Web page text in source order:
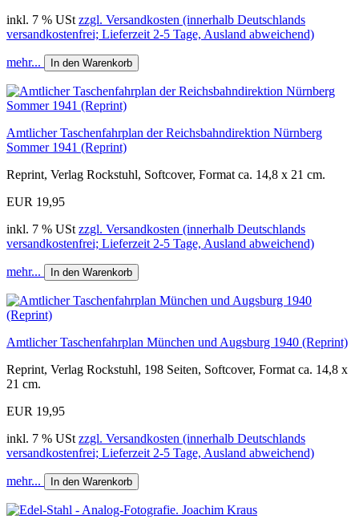
inkl. 7 % USt zzgl. Versandkosten (innerhalb Deutschlands
versandkostenfrei; Lieferzeit 2-5 Tage, Ausland abweichend)
mehr... In den Warenkorb
Amtlicher Taschenfahrplan der Reichsbahndirektion Nürnberg
Sommer 1941 (Reprint)
Reprint, Verlag Rockstuhl, Softcover, Format ca. 14,8 x 21 cm.
EUR 19,95
inkl. 7 % USt zzgl. Versandkosten (innerhalb Deutschlands
versandkostenfrei; Lieferzeit 2-5 Tage, Ausland abweichend)
mehr... In den Warenkorb
Amtlicher Taschenfahrplan München und Augsburg 1940 (Reprint)
Reprint, Verlag Rockstuhl, 198 Seiten, Softcover, Format ca. 14,8 x
21 cm.
EUR 19,95
inkl. 7 % USt zzgl. Versandkosten (innerhalb Deutschlands
versandkostenfrei; Lieferzeit 2-5 Tage, Ausland abweichend)
mehr... In den Warenkorb